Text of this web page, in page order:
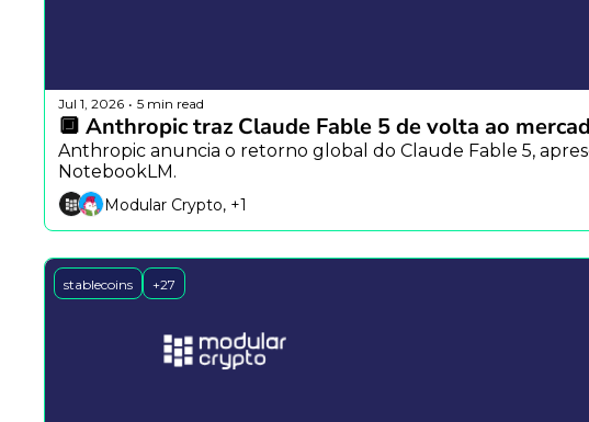
Jul 1, 2026 • 5 min read
🔲 Anthropic traz Claude Fable 5 de volta ao
Anthropic anuncia o retorno global do Claude Fable 5,
NotebookLM.
Modular Crypto, +1
stablecoins +27